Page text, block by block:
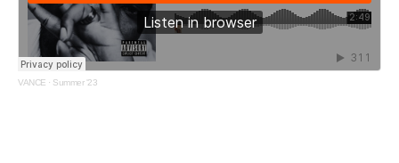
VANCE · Summer '23